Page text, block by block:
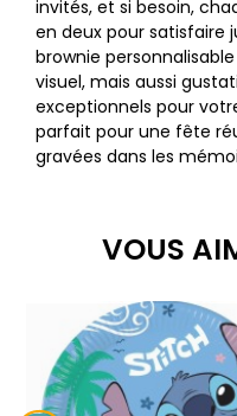
invités, et si besoin,
en deux pour satisfaire
brownie
visuel, mais aussi
exceptionnels pour
parfait pour une fête
gravées dans les
VOUS